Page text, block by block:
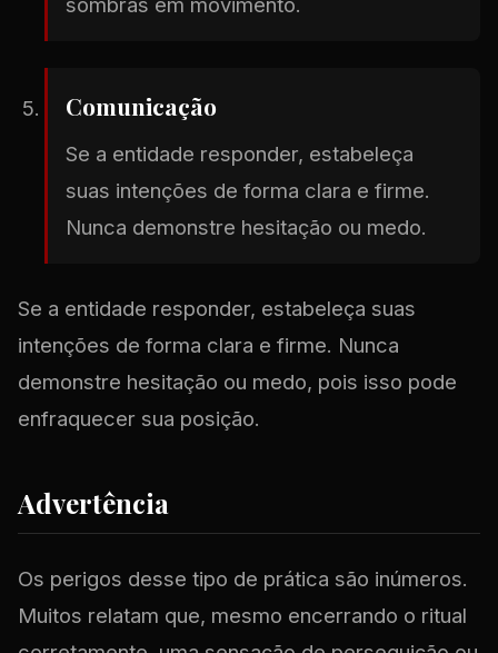
Comunicação
Se a entidade responder, estabeleça
suas intenções de forma clara e firme.
Nunca demonstre hesitação ou medo.
Se a entidade responder, estabeleça suas
intenções de forma clara e firme. Nunca
demonstre hesitação ou medo, pois isso pode
enfraquecer sua posição.
Advertência
Os perigos desse tipo de prática são inúmeros.
Muitos relatam que, mesmo encerrando o ritual